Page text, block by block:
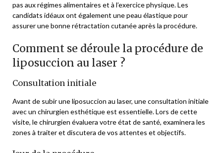
pas aux régimes alimentaires et à l’exercice physique. Les
candidats idéaux ont également une peau élastique pour
assurer une bonne rétractation cutanée après la procédure.
Comment se déroule la procédure de
liposuccion au laser ?
Consultation initiale
Avant de subir une liposuccion au laser, une consultation initiale
avec un chirurgien esthétique est essentielle. Lors de cette
visite, le chirurgien évaluera votre état de santé, examinera les
zones à traiter et discutera de vos attentes et objectifs.